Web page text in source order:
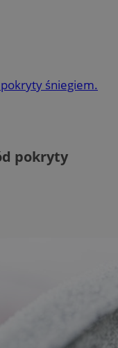
śniegiem.
pokryty